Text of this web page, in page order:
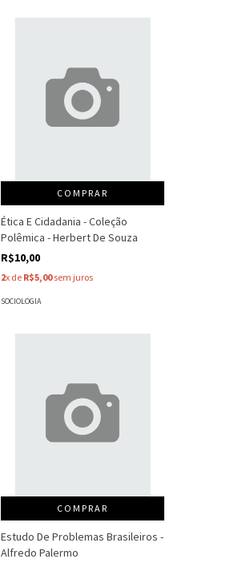
COMPRAR
Ética E Cidadania - Coleção
Polêmica - Herbert De Souza
R$10,00
2x de R$5,00sem juros
SOCIOLOGIA
COMPRAR
Estudo De Problemas Brasileiros -
Alfredo Palermo